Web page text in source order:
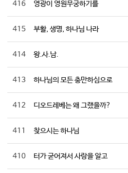
416 영광이 영원무궁하기를
415 부활, 생명, 하나님 나라
414 왕.사.남.
413 하나님의 모든 충만하심으로
412 디오드레베는 왜 그랬을까?
411 찾으시는 하나님
410 터가 굳어져서 사랑을 알고